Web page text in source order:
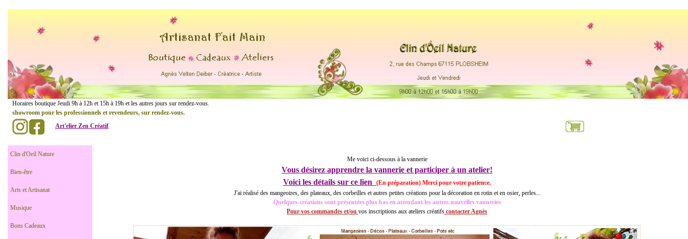
Horaires boutique Jeudi 9h à 12h et 15h à 19h et les autres jours sur rendez-vous.
showroom pour les professionnels et revendeurs, sur rendez-vous.
Art'elier Zen Créatif
Clin d'Oeil Nature
Bien-être
Arts et Artisanat
Musique
Bons Cadeaux
Me voici ci-dessous à la vannerie
Vous désirez apprendre la vannerie et participer à un atelier!
Voici les détails sur ce lien
(En préparation) Merci pour votre patience.
J'ai réalisé des mangeoires, des plateaux, des corbeilles et autres petites créations pour la décoration en rotin et en osier, perles...
Quelques créations sont présentées plus bas en attendant les autres nouvelles vanneries
Pour vos commandes et/ou vos inscriptions aux ateliers créatifs contacter Agnès